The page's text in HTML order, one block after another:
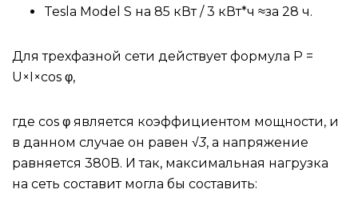
Tesla Model S на 85 кВт / 3 кВт*ч ≈за 28 ч.
Для трехфазной сети действует формула P =
U×I×cos φ,
где cos φ является коэффициентом мощности, и
в данном случае он равен √3, а напряжение
равняется 380В. И так, максимальная нагрузка
на сеть составит могла бы составить: